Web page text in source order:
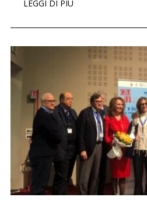
LEGGI DI PIÙ